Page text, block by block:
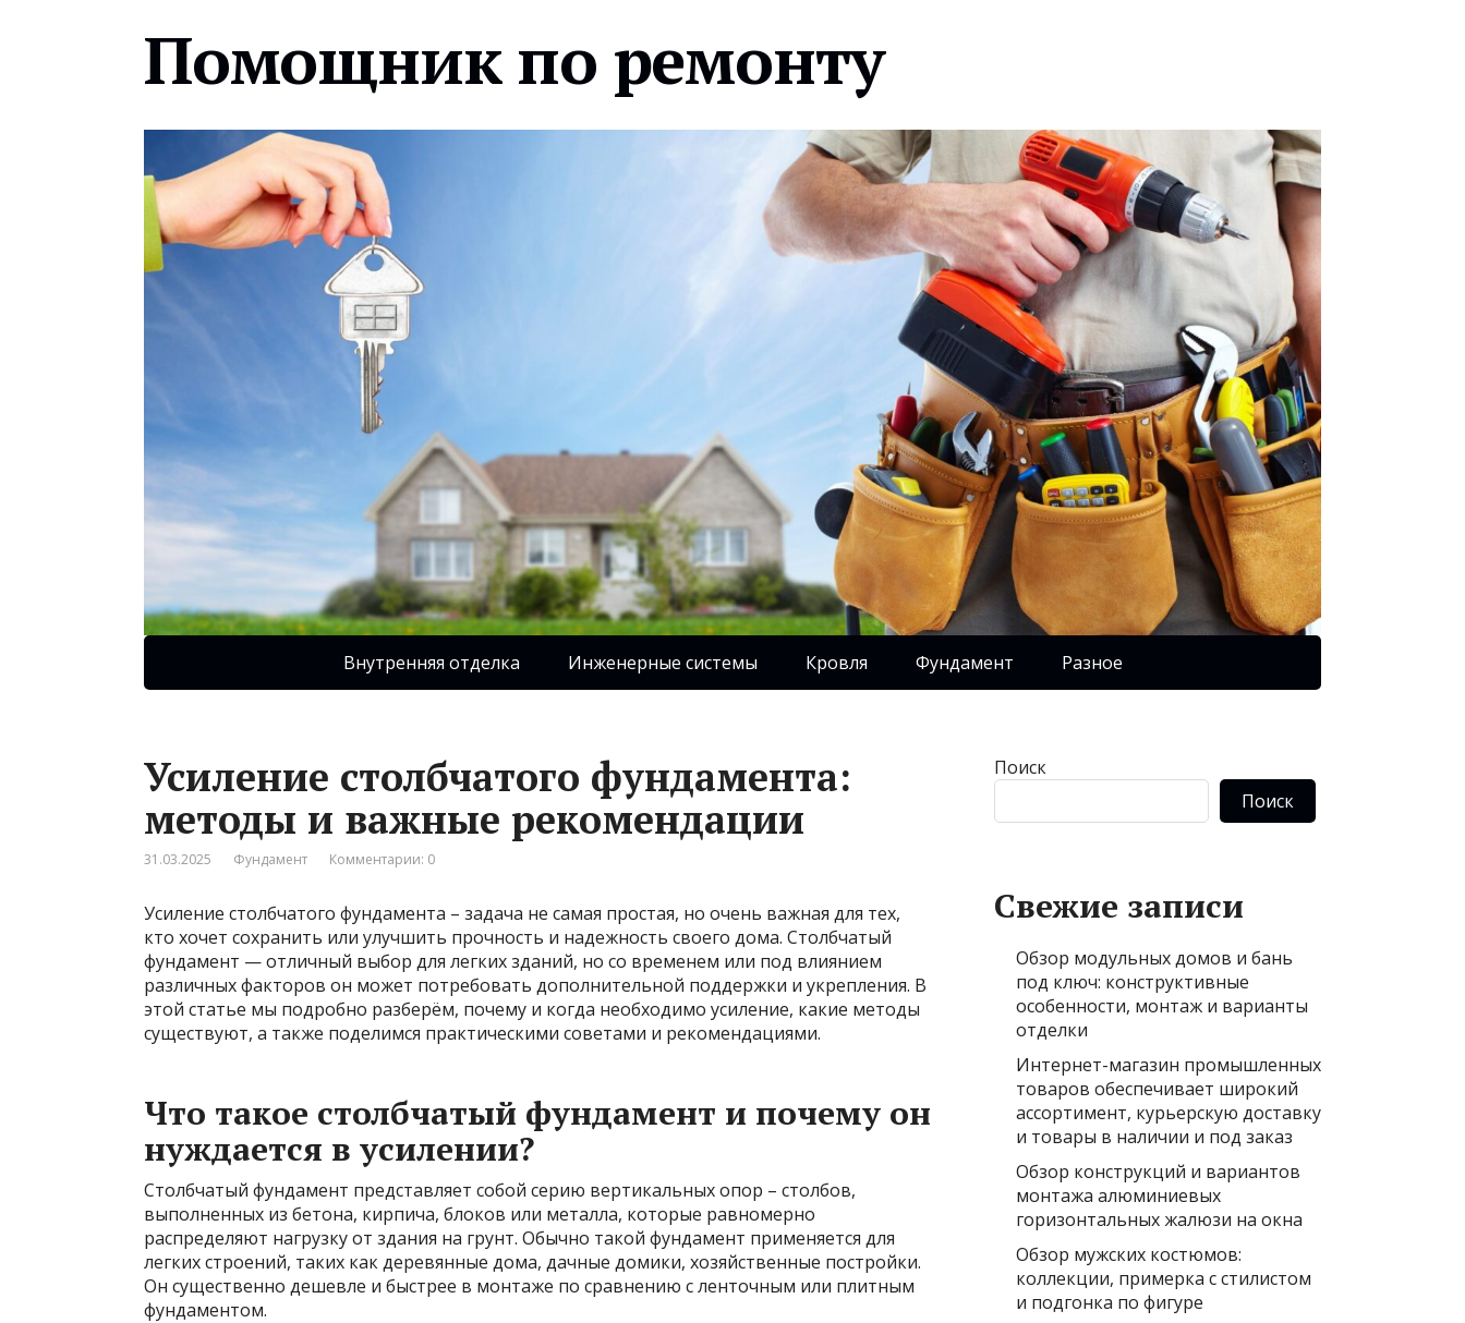
Помощник по ремонту
Внутренняя отделка Инженерные системы Кровля Фундамент Разное
Усиление столбчатого фундамента:
методы и важные рекомендации
31.03.2025 Фундамент Комментарии: 0
Усиление столбчатого фундамента – задача не самая простая, но очень важная для тех,
кто хочет сохранить или улучшить прочность и надежность своего дома. Столбчатый
фундамент — отличный выбор для легких зданий, но со временем или под влиянием
различных факторов он может потребовать дополнительной поддержки и укрепления. В
этой статье мы подробно разберём, почему и когда необходимо усиление, какие методы
существуют, а также поделимся практическими советами и рекомендациями.
Что такое столбчатый фундамент и почему он
нуждается в усилении?
Столбчатый фундамент представляет собой серию вертикальных опор – столбов,
выполненных из бетона, кирпича, блоков или металла, которые равномерно
распределяют нагрузку от здания на грунт. Обычно такой фундамент применяется для
легких строений, таких как деревянные дома, дачные домики, хозяйственные постройки.
Он существенно дешевле и быстрее в монтаже по сравнению с ленточным или плитным
фундаментом.
Поиск
Поиск
Свежие записи
Обзор модульных домов и бань
под ключ: конструктивные
особенности, монтаж и варианты
отделки
Интернет-магазин промышленных
товаров обеспечивает широкий
ассортимент, курьерскую доставку
и товары в наличии и под заказ
Обзор конструкций и вариантов
монтажа алюминиевых
горизонтальных жалюзи на окна
Обзор мужских костюмов:
коллекции, примерка с стилистом
и подгонка по фигуре